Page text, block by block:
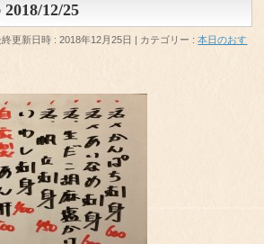
12/25
終更新日時 : 2018年12月25日 カテゴリー :本日のおす